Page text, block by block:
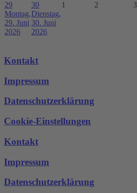
29
Montag,
29. Juni
2026
30
Dienstag,
30. Juni
2026
1 2 3
Kontakt
Impressum
Datenschutzerklärung
Cookie-Einstellungen
Kontakt
Impressum
Datenschutzerklärung